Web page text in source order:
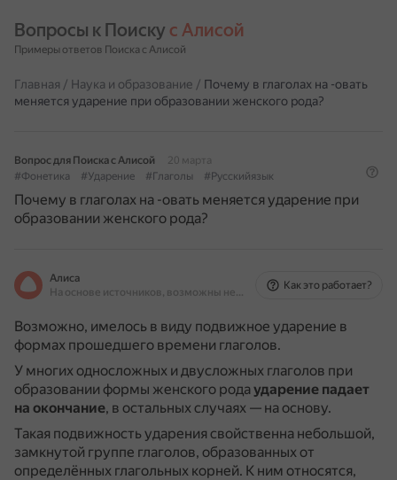
Вопросы к Поиску с Алисой
Примеры ответов Поиска с Алисой
Главная / Наука и образование / Почему в глаголах на -овать
меняется ударение при образовании женского рода?
Вопрос для Поиска с Алисой
20 марта
#Фонетика
#Ударение #Глаголы #Русскийязык
Почему в глаголах на -овать меняется ударение при
образовании женского рода?
Алиса
На основе источников, возможны неточности
Как это работает?
Возможно, имелось в виду подвижное ударение в
формах прошедшего времени глаголов.
У многих односложных и двусложных глаголов при
образовании формы женского родаударение падает
на окончание, в остальных случаях — на основу.
Такая подвижность ударения свойственна небольшой,
замкнутой группе глаголов, образованных от
определённых глагольных корней. К ним относятся,